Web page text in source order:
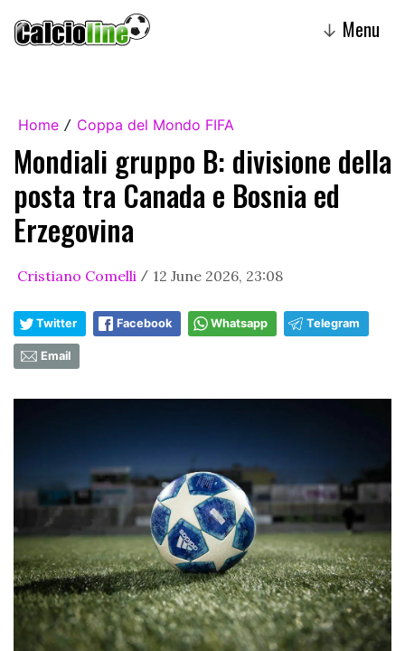
↓ Menu
Home / Coppa del Mondo FIFA
Mondiali gruppo B: divisione della
posta tra Canada e Bosnia ed
Erzegovina
Cristiano Comelli / 12 June 2026, 23:08
Twitter Facebook Whatsapp Telegram
Email